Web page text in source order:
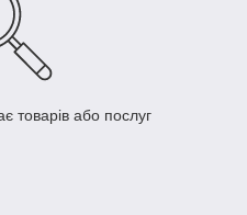
товарів або послуг